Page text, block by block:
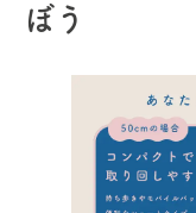
ぼう